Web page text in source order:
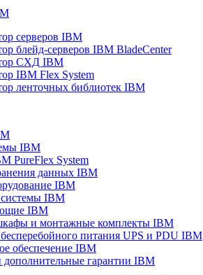
серверов IBM
блейд-серверов IBM BladeCenter
СХД IBM
IBM Flex System
ленточных библиотек IBM
IBM
PureFlex System
данных IBM
IBM
IBM
IBM
и монтажные комплекты IBM
питания UPS и PDU IBM
обеспечение IBM
гарантии IBM